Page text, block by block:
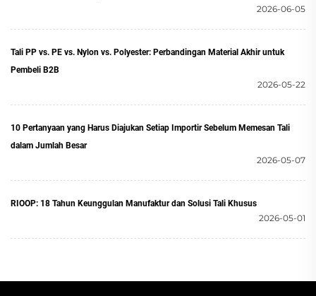
2026-06-05
Tali PP vs. PE vs. Nylon vs. Polyester: Perbandingan Material Akhir untuk
Pembeli B2B
2026-05-22
10 Pertanyaan yang Harus Diajukan Setiap Importir Sebelum Memesan Tali
dalam Jumlah Besar
2026-05-07
RIOOP: 18 Tahun Keunggulan Manufaktur dan Solusi Tali Khusus
2026-05-01